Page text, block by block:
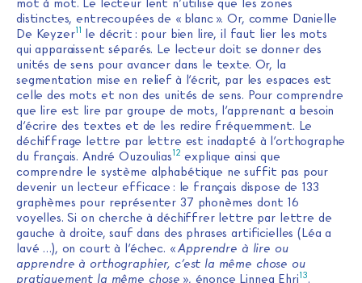
mot à mot. Le lecteur lent n’utilise que les zones
distinctes, entrecoupées de « blanc ». Or, comme Danielle
De Keyzer11 le décrit : pour bien lire, il faut lier les mots
qui apparaissent séparés. Le lecteur doit se donner des
unités de sens pour avancer dans le texte. Or, la
segmentation mise en relief à l’écrit, par les espaces est
celle des mots et non des unités de sens. Pour comprendre
que lire est lire par groupe de mots, l’apprenant a besoin
d’écrire des textes et de les redire fréquemment. Le
déchiffrage lettre par lettre est inadapté à l’orthographe
du français. André Ouzoulias12 explique ainsi que
comprendre le système alphabétique ne suffit pas pour
devenir un lecteur efficace : le français dispose de 133
graphèmes pour représenter 37 phonèmes dont 16
voyelles. Si on cherche à déchiffrer lettre par lettre de
gauche à droite, sauf dans des phrases artificielles (Léa a
lavé …), on court à l’échec. «Apprendre à lire ou
apprendre à orthographier, c’est la même chose ou
pratiquement la même chose », énonce Linnea Ehri13.